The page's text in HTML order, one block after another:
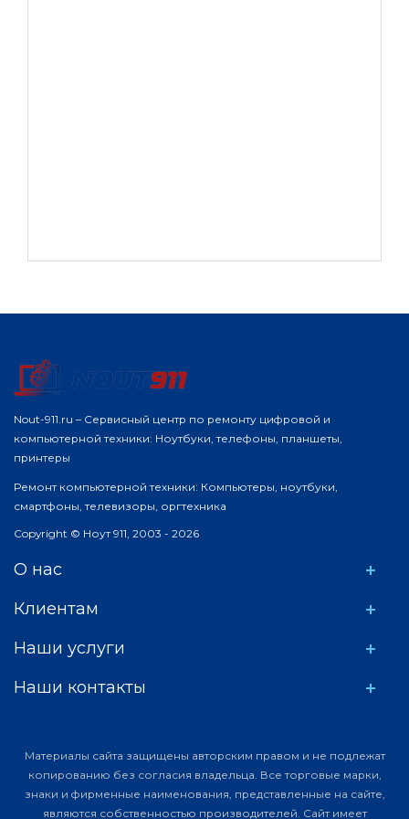
Nout-911.ru – Сервисный центр по ремонту цифровой и
компьютерной техники: Ноутбуки, телефоны, планшеты,
принтеры
Ремонт компьютерной техники: Компьютеры, ноутбуки,
смартфоны, телевизоры, оргтехника
Copyright © Ноут 911, 2003 - 2026
О нас
Клиентам
Наши услуги
Наши контакты
Материалы сайта защищены авторским правом и не подлежат
копированию без согласия владельца. Все торговые марки,
знаки и фирменные наименования, представленные на сайте,
являются собственностью производителей. Сайт имеет